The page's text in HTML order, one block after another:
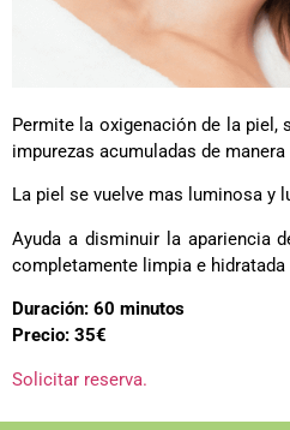
Permite la oxigenación de la piel,
impurezas acumuladas de manera
La piel se vuelve mas luminosa y
Ayuda a disminuir la apariencia
completamente limpia e hidratada
Duración: 60 minutos
Precio: 35€
Solicitar reserva.